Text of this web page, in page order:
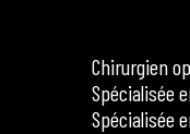
Chirurgien
Spécialisée
Spécialisée